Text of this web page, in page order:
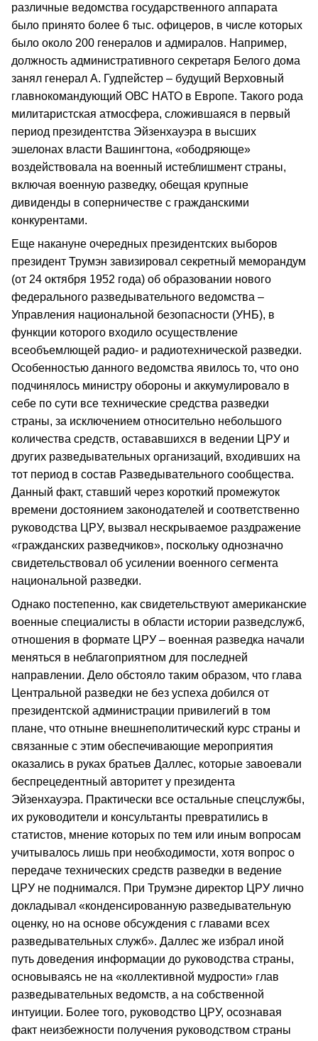
различные ведомства государственного аппарата
было принято более 6 тыс. офицеров, в числе которых
было около 200 генералов и адмиралов. Например,
должность административного секретаря Белого дома
занял генерал А. Гудпейстер – будущий Верховный
главнокомандующий ОВС НАТО в Европе. Такого рода
милитаристская атмосфера, сложившаяся в первый
период президентства Эйзенхауэра в высших
эшелонах власти Вашингтона, «ободряюще»
воздействовала на военный истеблишмент страны,
включая военную разведку, обещая крупные
дивиденды в соперничестве с гражданскими
конкурентами.
Еще накануне очередных президентских выборов
президент Трумэн завизировал секретный меморандум
(от 24 октября 1952 года) об образовании нового
федерального разведывательного ведомства –
Управления национальной безопасности (УНБ), в
функции которого входило осуществление
всеобъемлющей радио- и радиотехнической разведки.
Особенностью данного ведомства явилось то, что оно
подчинялось министру обороны и аккумулировало в
себе по сути все технические средства разведки
страны, за исключением относительно небольшого
количества средств, остававшихся в ведении ЦРУ и
других разведывательных организаций, входивших на
тот период в состав Разведывательного сообщества.
Данный факт, ставший через короткий промежуток
времени достоянием законодателей и соответственно
руководства ЦРУ, вызвал нескрываемое раздражение
«гражданских разведчиков», поскольку однозначно
свидетельствовал об усилении военного сегмента
национальной разведки.
Однако постепенно, как свидетельствуют американские
военные специалисты в области истории разведслужб,
отношения в формате ЦРУ – военная разведка начали
меняться в неблагоприятном для последней
направлении. Дело обстояло таким образом, что глава
Центральной разведки не без успеха добился от
президентской администрации привилегий в том
плане, что отныне внешнеполитический курс страны и
связанные с этим обеспечивающие мероприятия
оказались в руках братьев Даллес, которые завоевали
беспрецедентный авторитет у президента
Эйзенхауэра. Практически все остальные спецслужбы,
их руководители и консультанты превратились в
статистов, мнение которых по тем или иным вопросам
учитывалось лишь при необходимости, хотя вопрос о
передаче технических средств разведки в ведение
ЦРУ не поднимался. При Трумэне директор ЦРУ лично
докладывал «конденсированную разведывательную
оценку, но на основе обсуждения с главами всех
разведывательных служб». Даллес же избрал иной
путь доведения информации до руководства страны,
основываясь не на «коллективной мудрости» глав
разведывательных ведомств, а на собственной
интуиции. Более того, руководство ЦРУ, осознавая
факт неизбежности получения руководством страны